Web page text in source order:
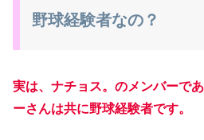
野球経験者なの？
実は、ナチョス。のメンバーで
ーさんは共に野球経験者です。